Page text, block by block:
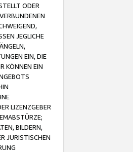
ODER
JEGLICHE
EIN, DIE
KÖNNEN EIN
LIZENZGEBER
BILDERN,
JURISTISCHEN